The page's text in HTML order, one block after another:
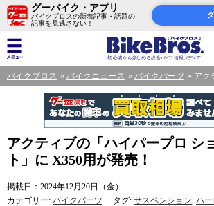
グーバイク・アプリ
バイクブロスの新着記事・話題の
記事を見逃さない！
バイクブロス バイクニュース バイクパーツ アク
アクティブの「ハイパープロ シ
ト」に X350用が発売！
掲載日：2024年12月20日（金）
カテゴリー: バイクパーツ タグ: サスペンション, ハー